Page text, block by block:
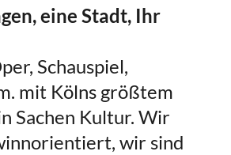
eine Stadt, Ihr
Schauspiel,
mit Kölns größtem
Sachen Kultur. Wir
wir sind